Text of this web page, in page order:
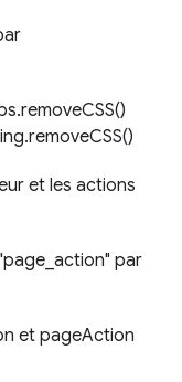
et les actions
par
et pageAction